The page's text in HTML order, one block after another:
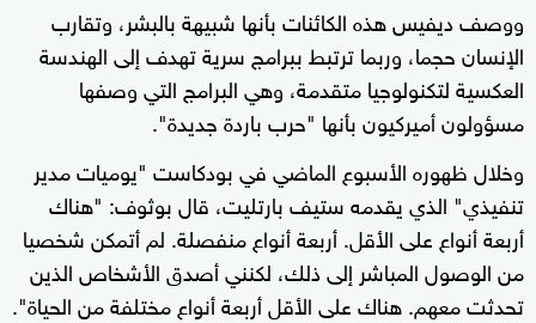
ووصف ديفيس هذه الكائنات بأنها شبيهة بالبشر، وتقارب
الإنسان حجما، وربما ترتبط ببرامج سرية تهدف إلى الهندسة
العكسية لتكنولوجيا متقدمة، وهي البرامج التي وصفها
مسؤولون أميركيون بأنها "حرب باردة جديدة".
وخلال ظهوره الأسبوع الماضي في بودكاست "يوميات مدير
تنفيذي" الذي يقدمه ستيف بارتليت، قال بوثوف: "هناك
أربعة أنواع على الأقل. أربعة أنواع منفصلة. لم أتمكن شخصيا
من الوصول المباشر إلى ذلك، لكنني أصدق الأشخاص الذين
تحدثت معهم. هناك على الأقل أربعة أنواع مختلفة من الحياة".